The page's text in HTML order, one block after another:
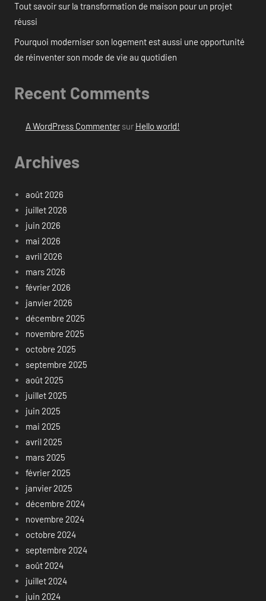
Tout savoir sur la transformation de maison pour un projet
réussi
Pourquoi moderniser son logement est aussi une opportunité
de réinventer son mode de vie au quotidien
Recent Comments
A WordPress Commentersur Hello world!
Archives
août 2026
juillet 2026
juin 2026
mai 2026
avril 2026
mars 2026
février 2026
janvier 2026
décembre 2025
novembre 2025
octobre 2025
septembre 2025
août 2025
juillet 2025
juin 2025
mai 2025
avril 2025
mars 2025
février 2025
janvier 2025
décembre 2024
novembre 2024
octobre 2024
septembre 2024
août 2024
juillet 2024
juin 2024